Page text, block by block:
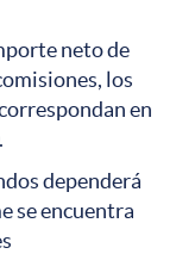
neto de
los
en
dependerá
se encuentra